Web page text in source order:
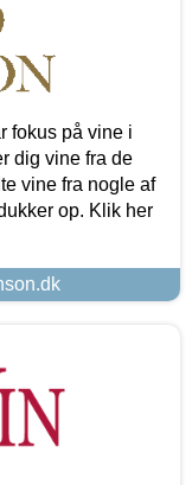
fokus på vine i
dig vine fra de
vine fra nogle af
op. Klik her